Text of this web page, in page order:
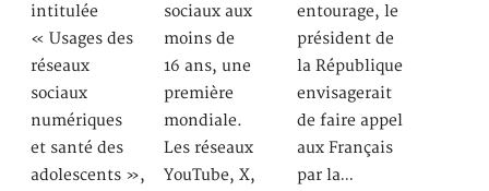
intitulée
« Usages des
réseaux
sociaux
numériques
et santé des
adolescents »,
sociaux aux
moins de
16 ans, une
première
mondiale.
Les réseaux
YouTube, X,
entourage, le
président de
la République
envisagerait
de faire appel
aux Français
par la…